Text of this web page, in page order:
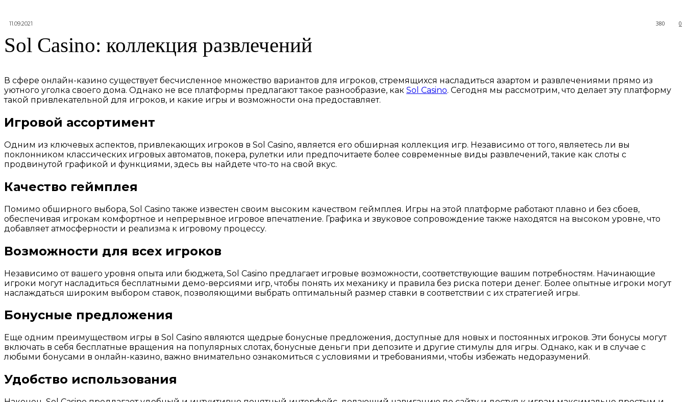
11.09.2021 0
380
Sol Casino: коллекция развлечений
В сфере онлайн-казино существует бесчисленное множество вариантов для игроков, стремящихся насладиться азартом и развлечениями прямо из
уютного уголка своего дома. Однако не все платформы предлагают такое разнообразие, как Sol Сasino. Сегодня мы рассмотрим, что делает эту платформу
такой привлекательной для игроков, и какие игры и возможности она предоставляет.
Игровой ассортимент
Одним из ключевых аспектов, привлекающих игроков в Sol Casino, является его обширная коллекция игр. Независимо от того, являетесь ли вы
поклонником классических игровых автоматов, покера, рулетки или предпочитаете более современные виды развлечений, такие как слоты с
продвинутой графикой и функциями, здесь вы найдете что-то на свой вкус.
Качество геймплея
Помимо обширного выбора, Sol Casino также известен своим высоким качеством геймплея. Игры на этой платформе работают плавно и без сбоев,
обеспечивая игрокам комфортное и непрерывное игровое впечатление. Графика и звуковое сопровождение также находятся на высоком уровне, что
добавляет атмосферности и реализма к игровому процессу.
Возможности для всех игроков
Независимо от вашего уровня опыта или бюджета, Sol Casino предлагает игровые возможности, соответствующие вашим потребностям. Начинающие
игроки могут насладиться бесплатными демо-версиями игр, чтобы понять их механику и правила без риска потери денег. Более опытные игроки могут
наслаждаться широким выбором ставок, позволяющими выбрать оптимальный размер ставки в соответствии с их стратегией игры.
Бонусные предложения
Еще одним преимуществом игры в Sol Casino являются щедрые бонусные предложения, доступные для новых и постоянных игроков. Эти бонусы могут
включать в себя бесплатные вращения на популярных слотах, бонусные деньги при депозите и другие стимулы для игры. Однако, как и в случае с
любыми бонусами в онлайн-казино, важно внимательно ознакомиться с условиями и требованиями, чтобы избежать недоразумений.
Удобство использования